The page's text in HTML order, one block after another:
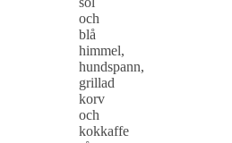
och
blå
himmel,
hundspann,
grillad
korv
och
kokkaffe